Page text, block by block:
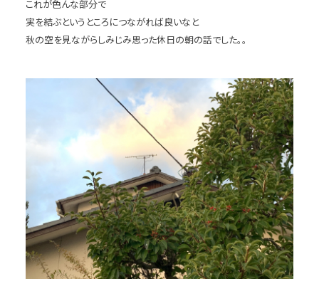
これが色んな部分で
実を結ぶというところにつながれば良いなと
秋の空を見ながらしみじみ思った休日の朝の話でした。。